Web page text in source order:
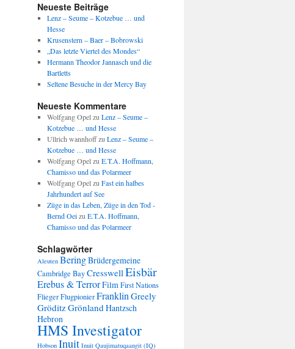
Neueste Beiträge
Lenz – Seume – Kotzebue … und
Hesse
Krusenstern – Baer – Bobrowski
„Das letzte Viertel des Mondes“
Hermann Theodor Jannasch und die
Bartletts
Seltene Besuche in der Mercy Bay
Neueste Kommentare
Wolfgang Opelzu Lenz – Seume –
Kotzebue … und Hesse
Ullrich wannhoffzu Lenz – Seume –
Kotzebue … und Hesse
Wolfgang Opelzu E.T.A. Hoffmann,
Chamisso und das Polarmeer
Wolfgang Opelzu Fast ein halbes
Jahrhundert auf See
Züge in das Leben, Züge in den Tod -
Bernd Oeizu E.T.A. Hoffmann,
Chamisso und das Polarmeer
Schlagwörter
Aleuten BeringBrüdergemeine
Cambridge BayCresswellEisbär
Erebus & TerrorFilmFirst Nations
FliegerFlugpionierFranklinGreely
GröditzGrönlandHantzsch
Hebron
HMS Investigator
Hobson Inuit Inuit Qaujimatuqaangit (IQ)